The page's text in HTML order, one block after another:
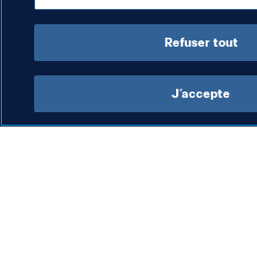
South Africa Zimbabwe CAF
Refuser tout
J’accepte